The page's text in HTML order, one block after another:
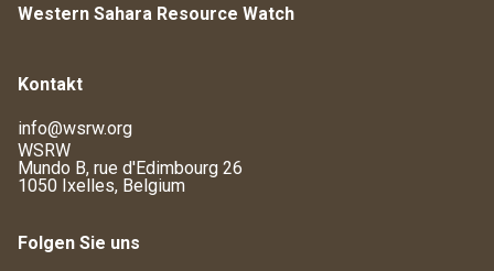
Western Sahara Resource Watch
Kontakt
info@wsrw.org
WSRW
Mundo B, rue d'Edimbourg 26
1050 Ixelles, Belgium
Folgen Sie uns